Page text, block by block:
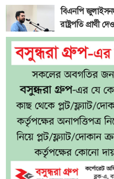
বিএনপি
রাষ্ট্রপতি প্রার্থী